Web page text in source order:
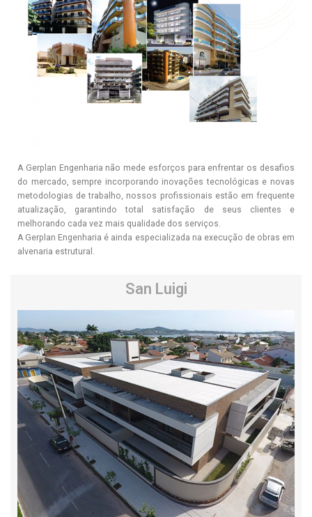
A Gerplan Engenharia não mede esforços para enfrentar os desafios
do mercado, sempre incorporando inovações tecnológicas e novas
metodologias de trabalho, nossos profissionais estão em frequente
atualização, garantindo total satisfação de seus clientes e
melhorando cada vez mais qualidade dos serviços.
A Gerplan Engenharia é ainda especializada na execução de obras em
alvenaria estrutural.
San Luigi